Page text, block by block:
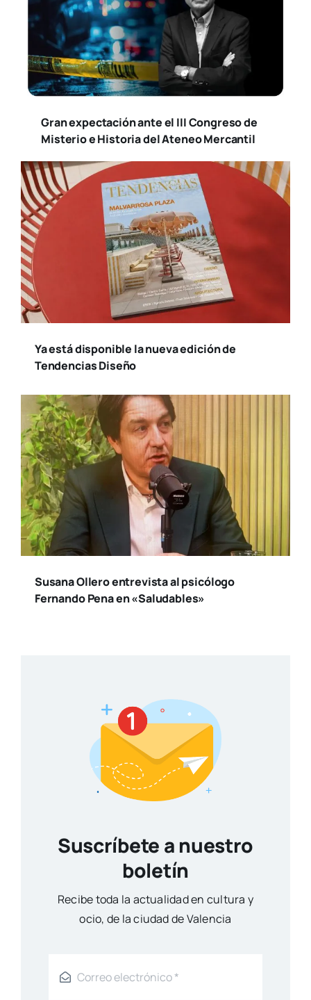
Gran expectación ante el III Congreso de
Misterio e Historia del Ateneo Mercantil
Ya está disponible la nueva edición de
Tendencias Diseño
Susana Ollero entrevista al psicólogo
Fernando Pena en «Saludables»
Suscríbete a nuestro
boletín
Reci­be toda la actua­li­dad en cul­tu­ra y
ocio, de la ciu­dad de Valen­cia